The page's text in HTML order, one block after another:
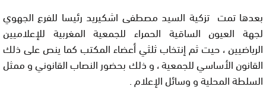
بعدها تمت تزكية السيد مصطفى اشكيريد رئيسا للفرع الجهوي
لجهة العيون الساقية الحمراء للجمعية المغربية للإعلاميين
الرياضيين ، حيت ثم إنتخاب ثلثي أعضاء المكتب كما ينص على ذلك
القانون الأساسي للجمعية ، و ذلك بحضور النصاب القانوني و ممثل
السلطة المحلية و وسائل الإعلام .